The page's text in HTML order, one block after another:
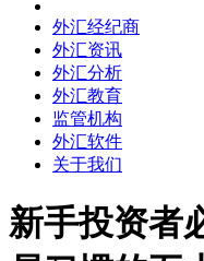
外汇经纪商
外汇资讯
外汇分析
外汇教育
监管机构
外汇软件
关于我们
新手投资者